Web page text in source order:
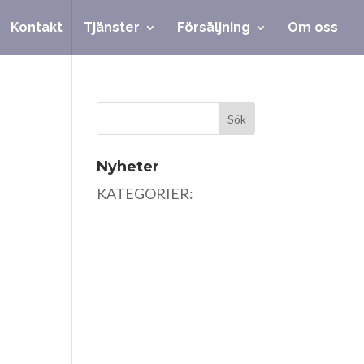
Kontakt Tjänster Försäljning Om oss
Nyheter
KATEGORIER: